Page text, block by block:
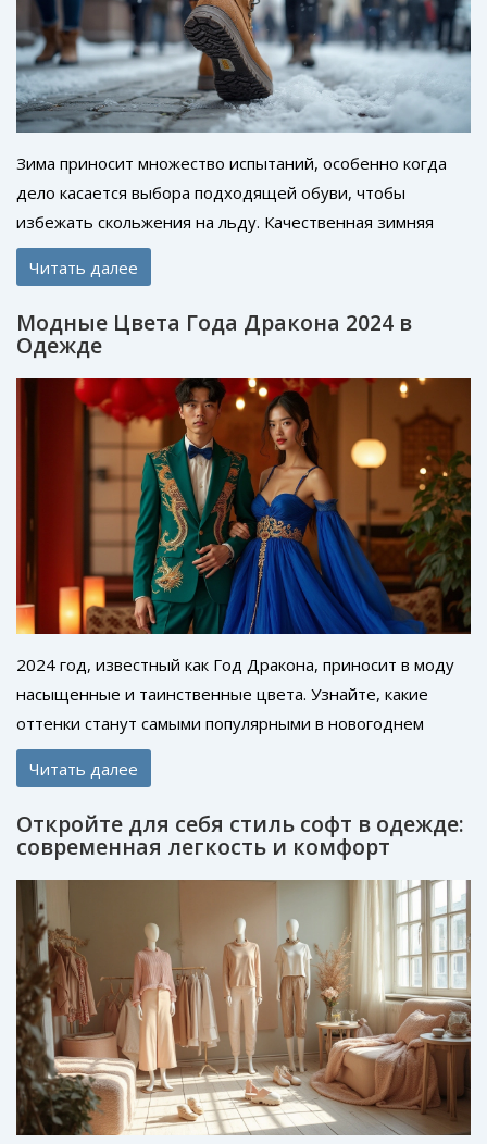
Зима приносит множество испытаний, особенно когда
дело касается выбора подходящей обуви, чтобы
избежать скольжения на льду. Качественная зимняя
обувь не только защищает от холода, но и
обеспечивает устойчивость на скользких поверхностях.
подошвы, дизайн подошвы и наличие специальных
подвезет в гололед и обеспечит комфорт и
безопасность.
Читать далее
Модные Цвета Года Дракона 2024 в
Одежде
2024 год, известный как Год Дракона, приносит в моду
насыщенные и таинственные цвета. Узнайте, какие
оттенки станут самыми популярными в новогоднем
образе и как их правильно сочетать. В статье мы
раскроем секреты выбора одежды, которая поможет
подчеркнуть индивидуальность и привлечь удачу.
Откройте для себя советы стилистов и удивительные
мир модных тенденций и вдохните атмосферу
загадочного востока.
Читать далее
Откройте для себя стиль софт в одежде:
современная легкость и комфорт